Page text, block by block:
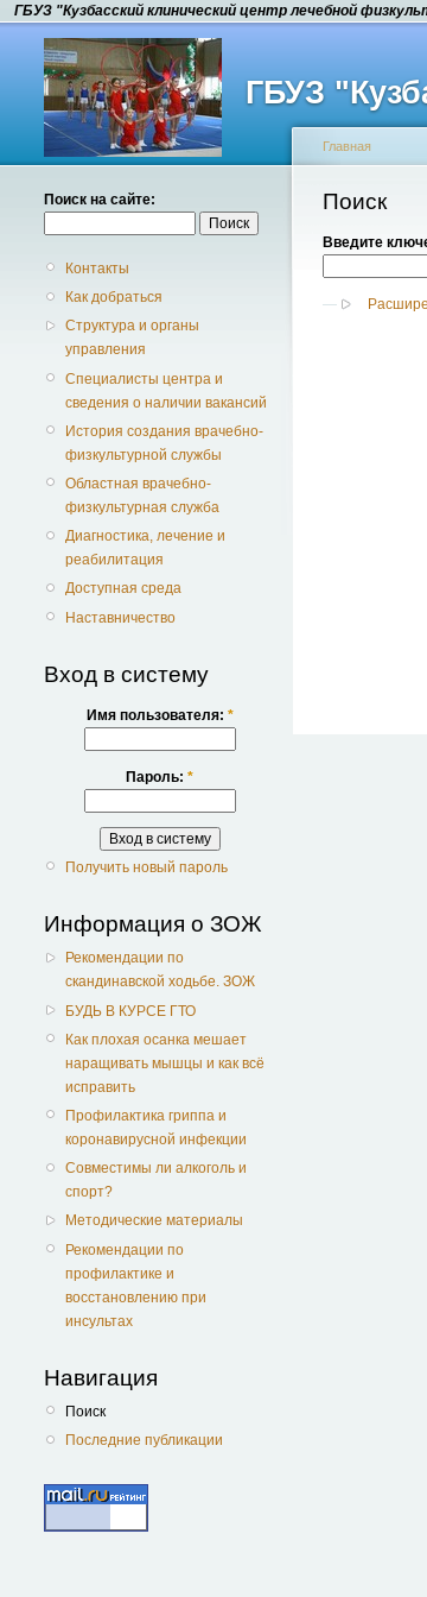
ГБУЗ "Кузбасский клинический центр лечебной
ГБУЗ
Поиск на сайте:
Контакты
Как добраться
Структура и органы
управления
Специалисты центра и
сведения о наличии вакансий
История создания врачебно-
физкультурной службы
Областная врачебно-
физкультурная служба
Диагностика, лечение и
реабилитация
Доступная среда
Наставничество
Вход в систему
Имя пользователя: *
Пароль: *
Получить новый пароль
Информация о ЗОЖ
Рекомендации по
скандинавской ходьбе. ЗОЖ
БУДЬ В КУРСЕ ГТО
Как плохая осанка мешает
наращивать мышцы и как всё
исправить
Профилактика гриппа и
коронавирусной инфекции
Совместимы ли алкоголь и
спорт?
Методические материалы
Рекомендации по
профилактике и
восстановлению при
инсультах
Навигация
Поиск
Последние публикации
Главная
Поиск
Введите